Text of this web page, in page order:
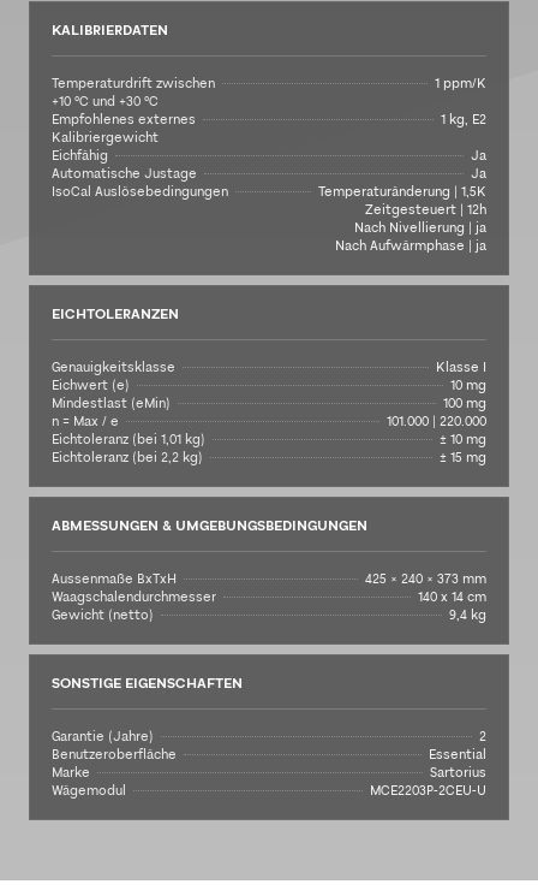
KALIBRIERDATEN
Temperaturdrift zwischen
+10 °C und +30 °C
1 ppm/K
Empfohlenes externes
Kalibriergewicht
1 kg, E2
Eichfähig
Ja
Automatische Justage
Ja
IsoCal Auslösebedingungen
Temperaturänderung | 1,5K
Zeitgesteuert | 12h
Nach Nivellierung | ja
Nach Aufwärmphase | ja
EICHTOLERANZEN
Genauigkeitsklasse
Klasse I
Eichwert (e)
10 mg
Mindestlast (eMin)
100 mg
n = Max / e
101.000 | 220.000
Eichtoleranz (bei 1,01 kg)
± 10 mg
Eichtoleranz (bei 2,2 kg)
± 15 mg
ABMESSUNGEN & UMGEBUNGSBEDINGUNGEN
Aussenmaße BxTxH
425 × 240 × 373 mm
Waagschalendurchmesser
140 x 14 cm
Gewicht (netto)
9,4 kg
SONSTIGE EIGENSCHAFTEN
Garantie (Jahre)
2
Benutzeroberfläche
Essential
Marke
Sartorius
Wägemodul
MCE2203P-2CEU-U